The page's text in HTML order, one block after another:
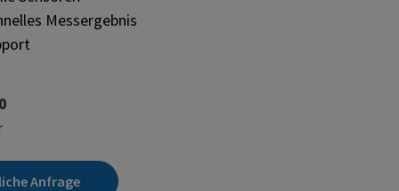
Messergebnis
Anfrage